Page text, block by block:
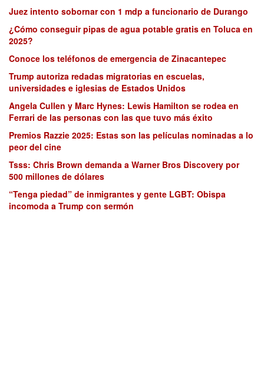
Juez intento sobornar con 1 mdp a funcionario de Durango
¿Cómo conseguir pipas de agua potable gratis en Toluca en
2025?
Conoce los teléfonos de emergencia de Zinacantepec
Trump autoriza redadas migratorias en escuelas,
universidades e iglesias de Estados Unidos
Angela Cullen y Marc Hynes: Lewis Hamilton se rodea en
Ferrari de las personas con las que tuvo más éxito
Premios Razzie 2025: Estas son las películas nominadas a lo
peor del cine
Tsss: Chris Brown demanda a Warner Bros Discovery por
500 millones de dólares
“Tenga piedad” de inmigrantes y gente LGBT: Obispa
incomoda a Trump con sermón